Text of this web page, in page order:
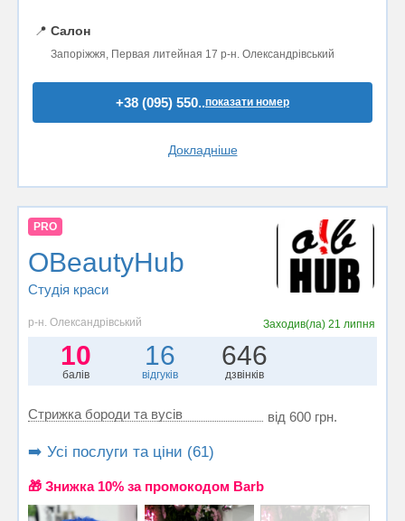
📍 Салон
Запоріжжя, Первая литейная 17 р-н. Олександрівський
+38 (095) 550..показати номер
Докладніше
PRO
OBeautyHub
Студія краси
р-н. Олександрівський Заходив(ла) 21 липня
10
балів
16
відгуків
646
дзвінків
Стрижка бороди та вусів від 600 грн.
➡️ Усі послуги та ціни (61)
🎁 Знижка 10% за промокодом Barb